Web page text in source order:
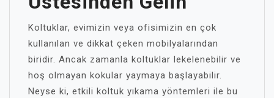
Koltuklar, evimizin veya ofisimizin en çok
kullanılan ve dikkat çeken mobilyalarından
biridir. Ancak zamanla koltuklar lekelenebilir ve
hoş olmayan kokular yaymaya başlayabilir.
Neyse ki, etkili koltuk yıkama yöntemleri ile bu